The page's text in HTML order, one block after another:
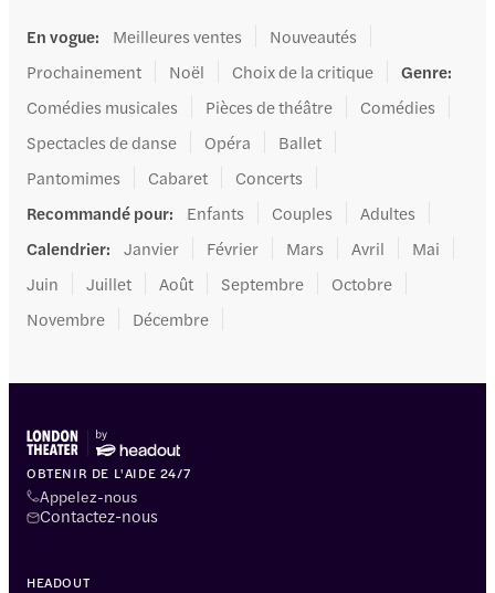
En vogue: Meilleures ventes
Nouveautés
Prochainement
Noël Choix de la critique Genre:
Comédies musicales
Pièces de théâtre
Comédies
Spectacles de danse
Opéra
Ballet
Pantomimes
Cabaret
Concerts
Recommandé pour: Enfants Couples
Adultes
Calendrier: Janvier Février Mars Avril
Mai
Juin
Juillet Août Septembre
Octobre
Novembre
Décembre
OBTENIR DE L'AIDE 24/7
Appelez-nous
Contactez-nous
HEADOUT